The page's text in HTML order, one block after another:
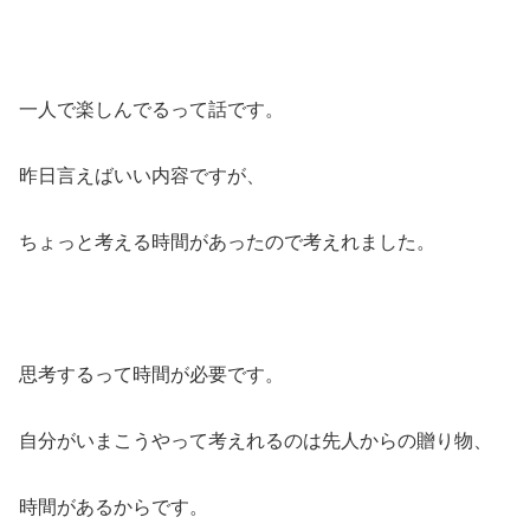
一人で楽しんでるって話です。
昨日言えばいい内容ですが、
ちょっと考える時間があったので考えれました。
思考するって時間が必要です。
自分がいまこうやって考えれるのは先人からの贈り物、
時間があるからです。